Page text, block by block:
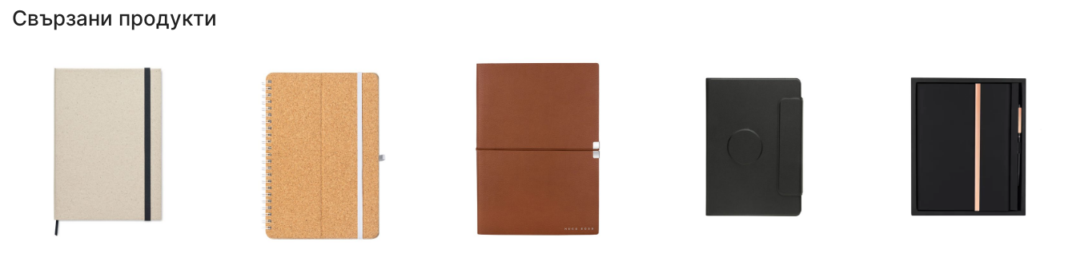
Свързани продукти